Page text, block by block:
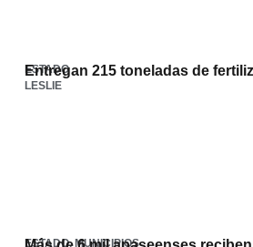
ESTADO
Entregan 215 toneladas de
LESLIE
ESTADO, MUNICIPIOS